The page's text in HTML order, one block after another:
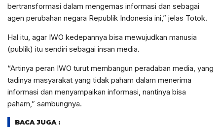
bertransformasi dalam mengemas informasi dan sebagai
agen perubahan negara Republik Indonesia ini,” jelas Totok.
Hal itu, agar IWO kedepannya bisa mewujudkan manusia
(publik) itu sendiri sebagai insan media.
“Artinya peran IWO turut membangun peradaban media, yang
tadinya masyarakat yang tidak paham dalam menerima
informasi dan menyampaikan informasi, nantinya bisa
paham,” sambungnya.
BACA JUGA :